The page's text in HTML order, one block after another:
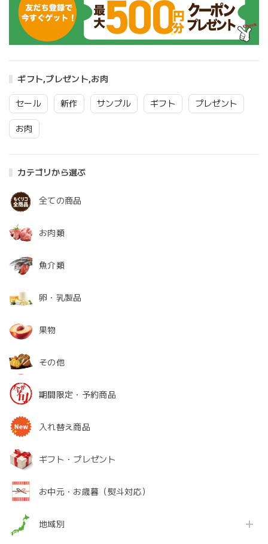
ギフト,プレゼント,お肉
セール 新作 サンプル ギフト プレゼント
お肉
カテゴリから選ぶ
全ての商品
お肉類
魚介類
卵・乳製品
果物
その他
期間限定・予約商品
入れ替え商品
ギフト・プレゼント
お中元・お歳暮（熨斗対応）
地域別